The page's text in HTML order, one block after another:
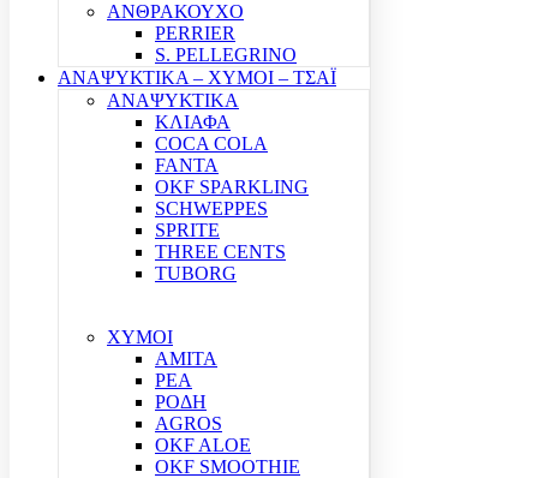
ΑΝΘΡΑΚΟΥΧΟ
PERRIER
S. PELLEGRINO
ΑΝΑΨΥΚΤΙΚΑ – ΧΥΜΟΙ – ΤΣΑΪ
ΑΝΑΨΥΚΤΙΚΑ
ΚΛΙΑΦΑ
COCA COLA
FANTA
OKF SPARKLING
SCHWEPPES
SPRITE
THREE CENTS
TUBORG
ΧΥΜΟΙ
ΑΜΙΤΑ
ΡΕΑ
ΡΟΔΗ
AGROS
OKF ALOE
OKF SMOOTHIE